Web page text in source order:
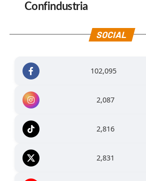
Confindustria
SOCIAL
102,095
2,087
2,816
2,831